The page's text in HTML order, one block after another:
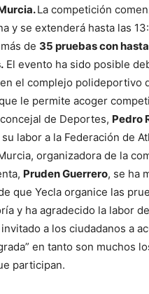
La competición
y se extenderá hasta las
de 35 pruebas con
El evento ha sido posible
el complejo polideportivo
le permite acoger
de Deportes, Pedro
labor a la Federación de
organizadora de la
Pruden Guerrero, se ha
que Yecla organice las
y ha agradecido la labor
a los ciudadanos a
en tanto son muchos
participan.